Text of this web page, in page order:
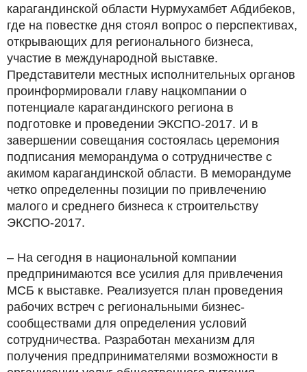
карагандинской области Нурмухамбет Абдибеков,
где на повестке дня стоял вопрос о перспективах,
открывающих для регионального бизнеса,
участие в международной выставке.
Представители местных исполнительных органов
проинформировали главу нацкомпании о
потенциале карагандинского региона в
подготовке и проведении ЭКСПО-2017. И в
завершении совещания состоялась церемония
подписания меморандума о сотрудничестве с
акимом карагандинской области. В меморандуме
четко определенны позиции по привлечению
малого и среднего бизнеса к строительству
ЭКСПО-2017.
– На сегодня в национальной компании
предпринимаются все усилия для привлечения
МСБ к выставке. Реализуется план проведения
рабочих встреч с региональными бизнес-
сообществами для определения условий
сотрудничества. Разработан механизм для
получения предпринимателями возможности в